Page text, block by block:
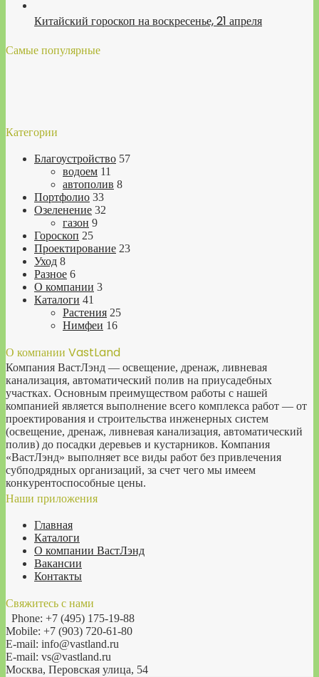
Китайский гороскоп на воскресенье, 21 апреля
Самые популярные
Категории
Благоустройство 57
водоем 11
автополив 8
Портфолио 33
Озеленение 32
газон 9
Гороскоп 25
Проектирование 23
Уход 8
Разное 6
О компании 3
Каталоги 41
Растения 25
Нимфеи 16
О компании VastLand
Компания ВастЛэнд — освещение, дренаж, ливневая
канализация, автоматический полив на приусадебных
участках. Основным преимуществом работы с нашей
компанией является выполнение всего комплекса работ — от
проектирования и строительства инженерных систем
(освещение, дренаж, ливневая канализация, автоматический
полив) до посадки деревьев и кустарников. Компания
«ВастЛэнд» выполняет все виды работ без привлечения
субподрядных организаций, за счет чего мы имеем
конкурентоспособные цены.
Наши приложения
Главная
Каталоги
О компании ВастЛэнд
Вакансии
Контакты
Свяжитесь с нами
Phone: +7 (495) 175-19-88
Mobile: +7 (903) 720-61-80
E-mail: info@vastland.ru
E-mail: vs@vastland.ru
Москва, Перовская улица, 54